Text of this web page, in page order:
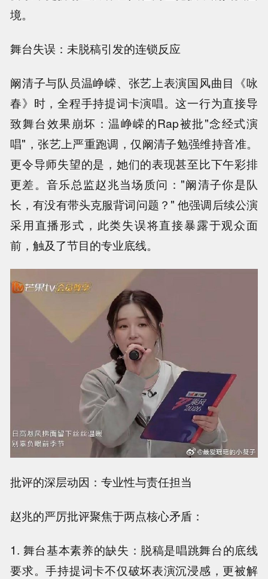
境。
舞台失误：未脱稿引发的连锁反应
阚清子与队员温峥嵘、张艺上表演国风曲目《咏
春》时，全程手持提词卡演唱。这一行为直接导
致舞台效果崩坏：温峥嵘的Rap被批"念经式演
唱"，张艺上严重跑调，仅阚清子勉强维持音准。
更令导师失望的是，她们的表现甚至比下午彩排
更差。音乐总监赵兆当场质问："阚清子你是队
长，有没有带头克服背词问题？" 他强调后续公演
采用直播形式，此类失误将直接暴露于观众面
前，触及了节目的专业底线。
批评的深层动因：专业性与责任担当
赵兆的严厉批评聚焦于两点核心矛盾：
1. 舞台基本素养的缺失：脱稿是唱跳舞台的底线
要求。手持提词卡不仅破坏表演沉浸感，更被解